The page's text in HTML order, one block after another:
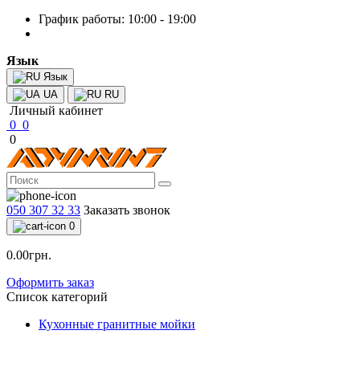
График работы: 10:00 - 19:00
Язык
Язык
UA
RU
Личный кабинет
0 0
0
050 307 32 33 Заказать звонок
0
0.00грн.
Оформить заказ
Список категорий
Кухонные гранитные мойки